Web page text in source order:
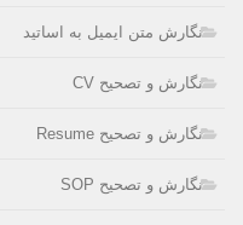
نگارش متن ایمیل به اساتید
نگارش و تصحیح CV
نگارش و تصحیح Resume
نگارش و تصحیح SOP